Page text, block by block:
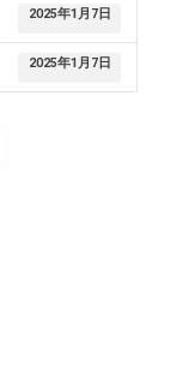
2025年1月7日
2025年1月7日